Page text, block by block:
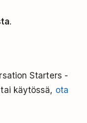
.
Starters -
käytössä, ota